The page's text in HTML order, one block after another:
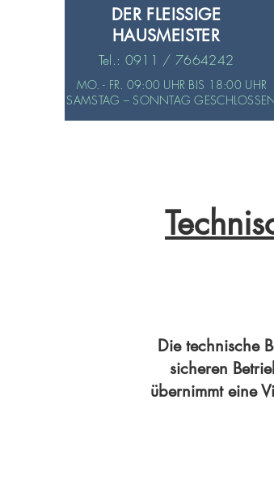
DER FLEISSIGE
HAUSMEISTER
Tel.: 0911 / 7664242
MO. - FR. 09:00 UHR BIS 18:00 UHR
SAMSTAG – SONNTAG
Die technische
sicheren
übernimmt eine